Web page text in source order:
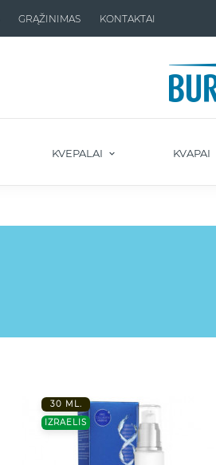
GRĄŽINIMAS KONTAKTAI
KVEPALAI KVAPAI
30 ML.
IZRAELIS